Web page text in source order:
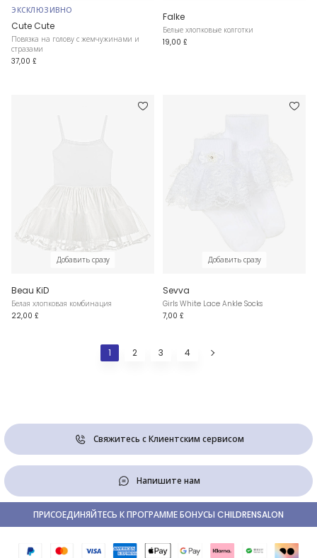
ЭКСКЛЮЗИВНО
Cute Cute
Повязка на голову с жемчужинами и
стразами
37,00 £
Falke
Белые хлопковые колготки
19,00 £
Добавить сразу
Beau KiD
Белая хлопковая комбинация
22,00 £
Добавить сразу
Sevva
Girls White Lace Ankle Socks
7,00 £
1 2 3 4
Свяжитесь с Клиентским сервисом
Напишите нам
ПРИСОЕДИНЯЙТЕСЬ К ПРОГРАММЕ БОНУСЫ CHILDRENSALON